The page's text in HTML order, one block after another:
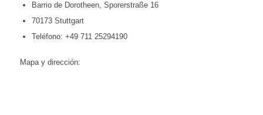
Barrio de Dorotheen, Sporerstraße 16
70173 Stuttgart
Teléfono: +49 711 25294190
Mapa y dirección: